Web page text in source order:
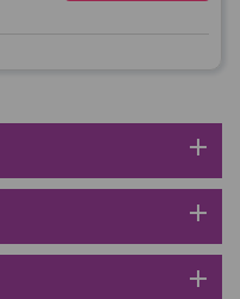
加入購物車
年2月到期)
加入購物車
add
add
add